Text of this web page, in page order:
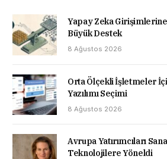
Yapay Zeka
Büyük Destek
8 Ağustos 2026
Orta Ölçekli İşletmeler
Yazılımı Seçimi
8 Ağustos 2026
Avrupa Yatırımcıları
Teknolojilere Yöneldi